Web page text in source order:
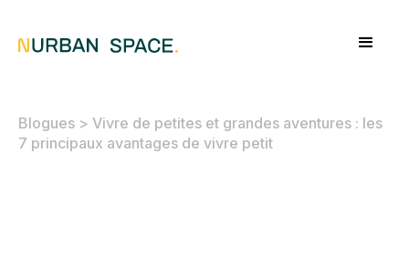
Blogues > Vivre de petites et grandes aventures : les
7 principaux avantages de vivre petit